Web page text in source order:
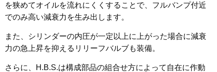
を狭めてオイルを流れにくくすることで、フルバンプ付近
でのみ高い減衰力を生み出します。
また、シリンダーの内圧が一定以上に上がった場合に減衰
力の急上昇を抑えるリリーフバルブも装備。
さらに、H.B.S.は構成部品の組合せ方によって自在に作動